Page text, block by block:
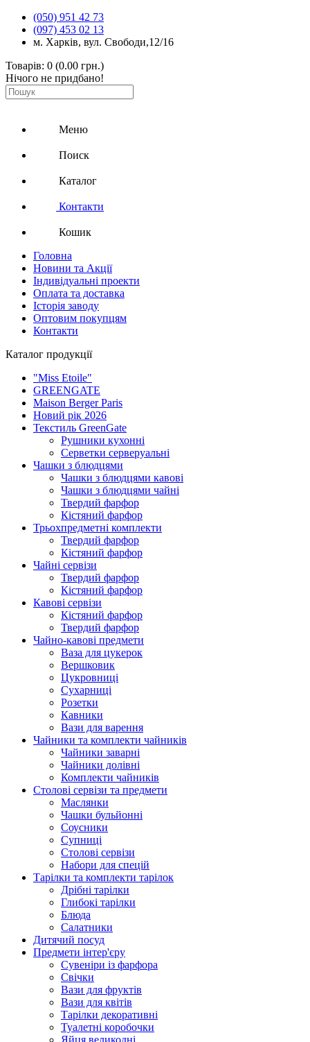
(050) 951 42 73
(097) 453 02 13
м. Харків, вул. Свободи,12/16
Товарів: 0 (0.00 грн.)
Нічого не придбано!
Меню
Поиск
Каталог
Контакти
Кошик
Головна
Новини та Акції
Індивідуальні проекти
Оплата та доставка
Історія заводу
Оптовим покупцям
Контакти
Каталог продукції
"Miss Etoile"
GREENGATE
Maison Berger Paris
Новий рік 2026
Текстиль GreenGate
Рушники кухонні
Серветки серверуальні
Чашки з блюдцями
Чашки з блюдцями кавові
Чашки з блюдцями чайні
Твердий фарфор
Кістяний фарфор
Трьохпредметні комплекти
Твердий фарфор
Кістяний фарфор
Чайні сервізи
Твердий фарфор
Кістяний фарфор
Кавові сервізи
Кістяний фарфор
Твердий фарфор
Чайно-кавові предмети
Ваза для цукерок
Вершковик
Цукровниці
Сухарниці
Розетки
Кавники
Вази для варення
Чайники та комплекти чайників
Чайники заварні
Чайники долівні
Комплекти чайників
Столові сервізи та предмети
Маслянки
Чашки бульйонні
Соусники
Супниці
Столові сервізи
Набори для спецій
Тарілки та комплекти тарілок
Дрібні тарілки
Глибокі тарілки
Блюда
Салатники
Дитячий посуд
Предмети інтер'єру
Сувеніри із фарфора
Свічки
Вази для фруктів
Вази для квітів
Тарілки декоративні
Туалетні коробочки
Яйця великодні